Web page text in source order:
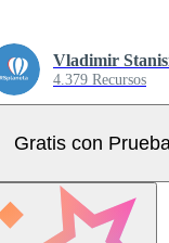
Vladimir
4.379 Recursos
Gratis con